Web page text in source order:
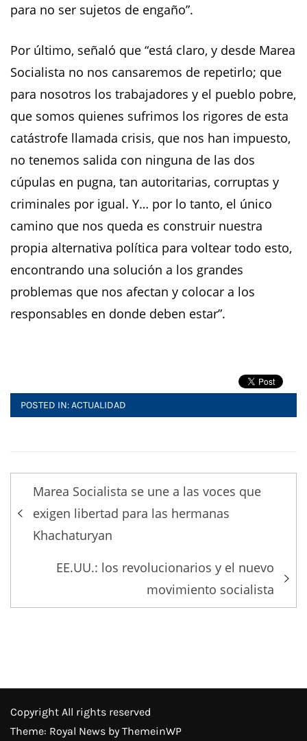
para no ser sujetos de engaño”.
Por último, señaló que “está claro, y desde Marea
Socialista no nos cansaremos de repetirlo; que
para nosotros los trabajadores y el pueblo pobre,
que somos quienes sufrimos los rigores de esta
catástrofe llamada crisis, que nos han impuesto,
no tenemos salida con ninguna de las dos
cúpulas en pugna, tan autoritarias, corruptas y
criminales por igual. Y… por lo tanto, el único
camino que nos queda es construir nuestra
propia alternativa política para voltear todo esto,
encontrando una solución a los grandes
problemas que nos afectan y colocar a los
responsables en donde deben estar”.
POSTED IN:ACTUALIDAD
Post
navigation
Marea Socialista se une a las voces que
exigen libertad para las hermanas
Khachaturyan
EE.UU.: los revolucionarios y el nuevo
movimiento socialista
Copyright All rights reserved
Theme: Royal News by ThemeinWP